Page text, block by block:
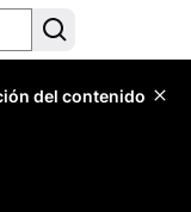
del contenido